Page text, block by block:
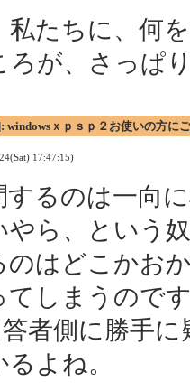
私たちに、何
ろが、さっぱ
windowsｘｐｓｐ２お使いの方に
17:47:15)
するのは一向
やら、という
のはどこかお
てしまうので
者側に勝手
よね。